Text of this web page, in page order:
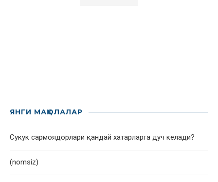
ЯНГИ МАҚОЛАЛАР
Сукук сармоядорлари қандай хатарларга дуч келади?
(nomsiz)